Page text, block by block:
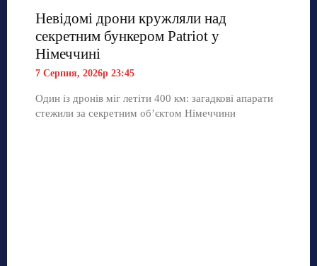
Невідомі дрони кружляли над
секретним бункером Patriot у
Німеччині
7 Серпня, 2026р 23:45
Один із дронів міг летіти 400 км: загадкові апарати
стежили за секретним об’єктом Німеччини